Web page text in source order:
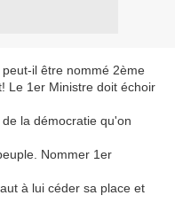
il être nommé 2ème
Le 1er Ministre doit échoir
la démocratie qu'on
Nommer 1er
à lui céder sa place et